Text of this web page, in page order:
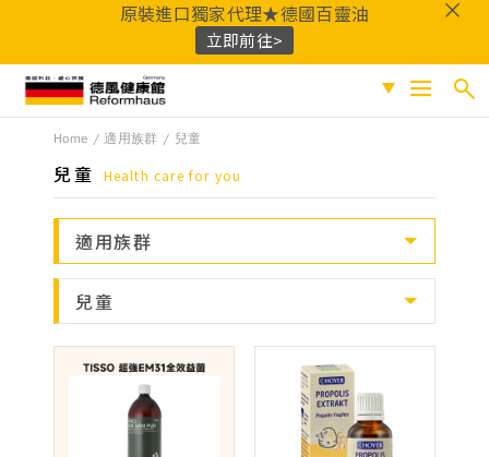
原裝進口獨家代理★德國百靈油
立即前往>
百靈油 黑種草油 鎂 Q10 酸櫻桃
魚
油
益生菌
鐵
B群 鋅 蜂膠
Home 適用族群 兒童
兒童 Health care for you
適用族群
兒童
促銷專區
人氣商品
保健系列
成份分類
適用族群
嚴選好物